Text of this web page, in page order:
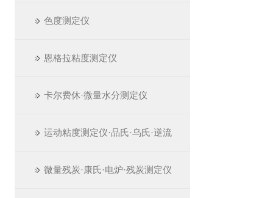
色度测定仪
恩格拉粘度测定仪
卡尔费休·微量水分测定仪
运动粘度测定仪·品氏·乌氏·逆流
微量残炭·康氏·电炉·残炭测定仪